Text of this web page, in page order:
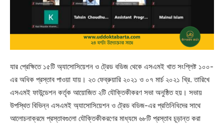
যার প্রেক্ষিতে ১৫টি অ্যাসোসিয়েশন ও ট্রেড বডিজ থেকে এসএমই খাত সংশ্লিষ্ট ১০০-
এর অধিক প্রস্তাব পাওয়া যায়। ২৩ ফেব্রুয়ারি ২০২১ ও ০৭ মার্চ ২০২১ খ্রি. তারিখে
এসএমই ফাউন্ডেশন কর্তৃক আয়োজিত ২টি যৌক্তিকীকরণ সভা অনুষ্ঠিত হয়। সভায়
উপস্থিত বিভিন্ন এসএমই অ্যাসোসিয়েশন ও ট্রেড বডিজ-এর প্রতিনিধিদের সাথে
আলোচনাক্রমে প্রস্তাবগুলো যৌক্তিকীকরণের মাধ্যমে ৬৮টি প্রস্তাব চূড়ান্ত করা